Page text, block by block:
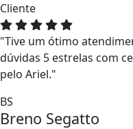
Cliente
"Tive um ótimo
dúvidas 5 estrelas com
pelo Ariel."
BS
Breno Segatto